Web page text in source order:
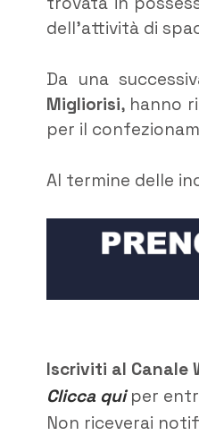
dell’attività di
Da una
Migliorisi, hanno
per il
Al termine delle
Iscriviti al Canale
Clicca quiper
Non riceverai